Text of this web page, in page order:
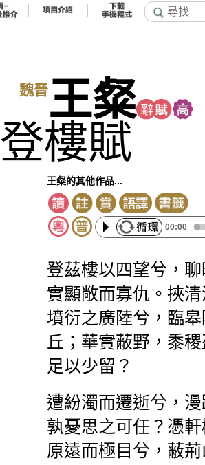
魏晉王粲
登樓賦
王粲的其他作品...
00:00
登茲樓以四望兮，
實顯敞而寡仇。挾
墳衍之廣陸兮，臨皋
丘；華實蔽野，黍
足以少留？
遭紛濁而遷逝兮，
孰憂思之可任？憑
原遠而極目兮，蔽